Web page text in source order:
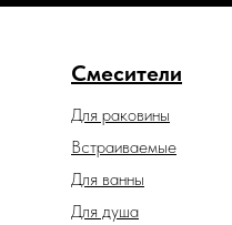
Смесители
Встраиваемые
Для ванны
Для душа
Для раковины